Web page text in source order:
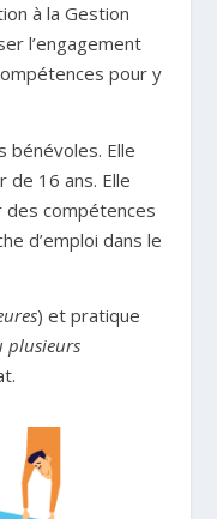
à la Gestion
l’engagement
pour y
bénévoles. Elle
de 16 ans. Elle
compétences
d’emploi dans le
) et pratique
plusieurs